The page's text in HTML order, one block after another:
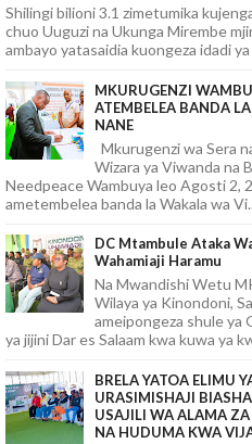
Shilingi bilioni 3.1 zimetumika
chuo Uuguzi na Ukunga Mirembe
ambayo yatasaidia kuongeza idadi
MKURUGENZI
ATEMBELEA BANDA
NANE
Mkurugenzi wa Sera
Wizara ya Viwanda na
Needpeace Wambuya leo Agosti 2,
ametembelea banda la Wakala wa
DC Mtambule Ataka
Wahamiaji Haramu
Na Mwandishi Wetu
Wilaya ya Kinondoni,
ameipongeza shule ya
ya jijini Dar es Salaam kwa kuwa ya
BRELA YATOA ELIMU
URASIMISHAJI
USAJILI WA ALAMA
NA HUDUMA KWA